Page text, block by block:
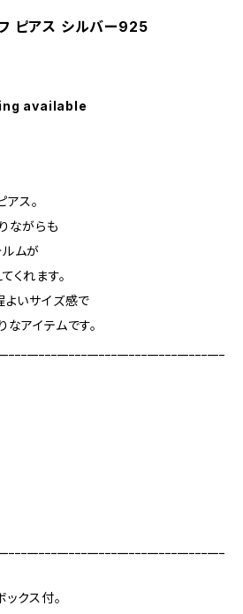
ピアス シルバー925
available
ス。
ながらも
ムが
くれます。
よいサイズ感で
アイテムです。
クス付。